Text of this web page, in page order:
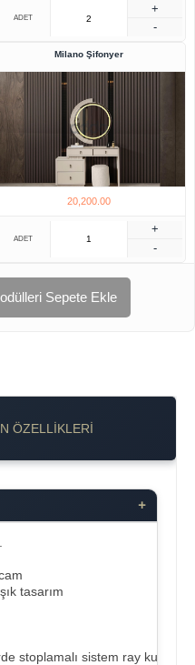
ADET
+
-
Milano Şifonyer
20,200.00
ADET
+
-
Sepete Ekle
ÖZELLIKLERI
+
tasarım
stoplamalı sistem ray